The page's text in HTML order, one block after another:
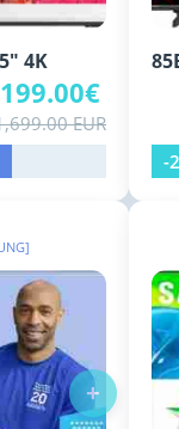
4K
EUR
-
+